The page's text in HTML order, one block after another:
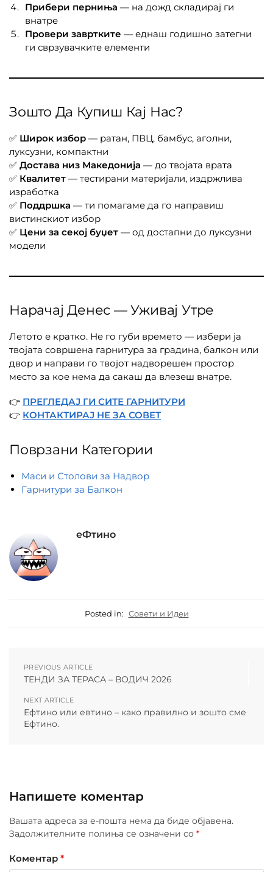
Прибери перниња — на дожд складирај ги
внатре
Провери завртките — еднаш годишно затегни
ги сврзувачките елементи
Зошто Да Купиш Кај Нас?
✅ Широк избор — ратан, ПВЦ, бамбус, аголни,
луксузни, компактни
✅ Достава низ Македонија — до твојата врата
✅ Квалитет — тестирани материјали, издржлива
изработка
✅ Поддршка — ти помагаме да го направиш
вистинскиот избор
✅ Цени за секој буџет — од достапни до луксузни
модели
Нарачај Денес — Уживај Утре
Летото е кратко. Не го губи времето — избери ја
твојата совршена гарнитура за градина, балкон или
двор и направи го твојот надворешен простор
место за кое нема да сакаш да влезеш внатре.
👉 ПРЕГЛЕДАЈ ГИ СИТЕ ГАРНИТУРИ
👉 КОНТАКТИРАЈ НЕ ЗА СОВЕТ
Поврзани Категории
Маси и Столови за Надвор
Гарнитури за Балкон
еФтино
Posted in: Совети и Идеи
PREVIOUS ARTICLE
ТЕНДИ ЗА ТЕРАСА – ВОДИЧ 2026
NEXT ARTICLE
Ефтино или евтино – како правилно и зошто сме
Ефтино.
Напишете коментар
Вашата адреса за е-пошта нема да биде објавена.
Задолжителните полиња се означени со *
Коментар *